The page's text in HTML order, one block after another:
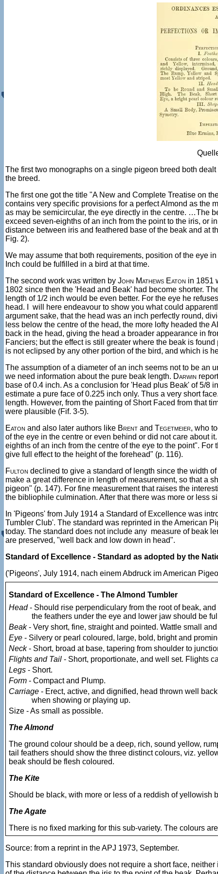
The first two monographs on a single pigeon breed both
the breed.
The first one got the title "A New and Complete Treatise on
contains very specific provisions for a perfect Almond as the
as may be semicircular, the eye directly in the centre. …The
exceed seven-eighths of an inch from the point to the iris, or
distance between iris and feathered base of the beak and at
Fig. 2).
We may assume that both requirements, position of the eye
Inch could be fulfilled in a bird at that time.
The second work was written by John Mathews Eaton in 1851
1802 since then the 'Head and Beak' had become shorter.
length of 1/2 inch would be even better. For the eye he
head. I will here endeavour to show you what could
argument sake, that the head was an inch perfectly round,
less below the centre of the head, the more lofty headed the
back in the head, giving the head a broader appearance in
Fanciers; but the effect is still greater where the beak is
is not eclipsed by any other portion of the bird, and which is
The assumption of a diameter of an inch seems not to be an
we need information about the pure beak length. Darwin
base of 0.4 inch. As a conclusion for 'Head plus Beak' of 5/8
estimate a pure face of 0.225 inch only. Thus a very short
length. However, from the painting of Short Faced from that
were plausible (Fif. 3-5).
Eaton and also later authors like Brent and Tegetmeier, who
of the eye in the centre or even behind or did not care about
eighths of an inch from the centre of the eye to the point".
give full effect to the height of the forehead" (p. 116).
Fulton declined to give a standard of length since the width
make a great difference in length of measurement, so that a
pigeon" (p. 147). For fine measurement that raises the
the bibliophile culmination. After that there was more or less
In 'Pigeons' from July 1914 a Standard of Excellence was
Tumbler Club'. The standard was reprinted in the American
today. The standard does not include any measure of beak
are preserved, "well back and low down in head".
Standard of Excellence - Standard as adopted by the
('Pigeons', July 1914, nach einem Abdruck im American
Standard of Excellence - The Almond Tumbler
Head- Should rise perpendiculary from the root of beak,
the feathers under the eye and lower jaw should be
Beak- Very short, fine, straight and pointed. Wattle small
Eye- Silvery or pearl coloured, large, bold, bright and
Neck- Short, broad at base, tapering from shoulder to
Flights and Tail- Short, proportionate, and well set. Flights
Legs- Short.
Form - Compact and Plump.
Carriage - Erect, active, and dignified, head thrown well
when showing or playing up.
Size - As small as possible.
The Almond
The ground colour should be a deep, rich, sound yellow,
tail feathers should show the three distinct colours, viz.
beak should be flesh coloured.
The Kite
Should be black, with more or less of a reddish of yellowish
The Agate
There is no fixed marking for this sub-variety. The colours
Source: from a reprint in the APJ 1973, September.
This standard obviously does not require a short face,